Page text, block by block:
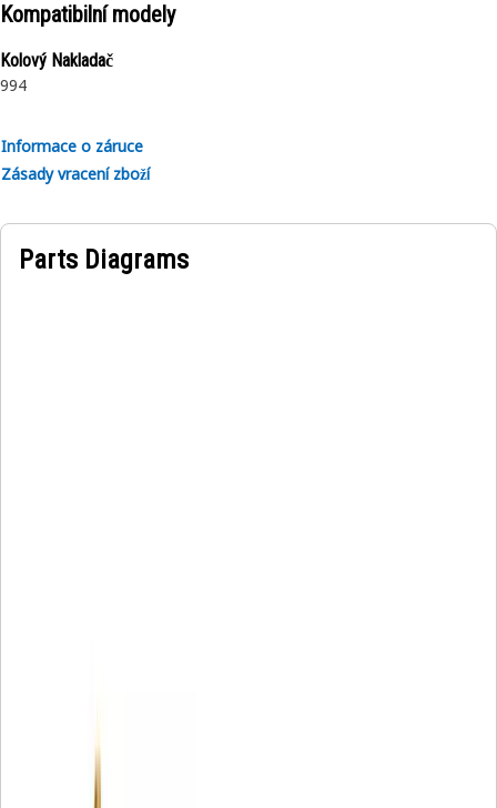
Kompatibilní modely
Kolový Nakladač
994
Informace o záruce
Zásady vracení zboží
Parts Diagrams